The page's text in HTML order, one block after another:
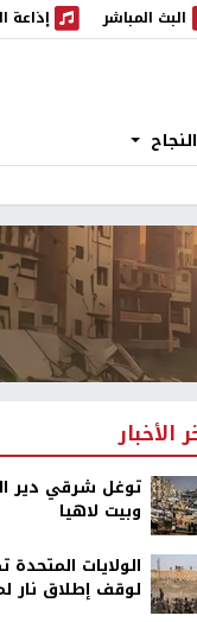
البث المباشر
المباشر إذاعة
إذاعة النجاح
الأخبار
توغل شرقي دير
وبيت لاهيا
الولايات
لوقف إطلاق نار